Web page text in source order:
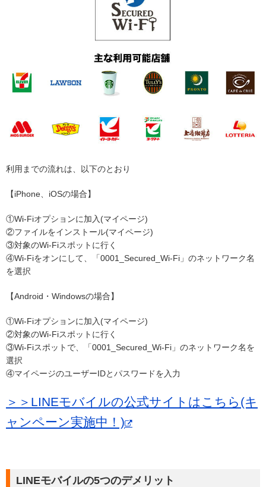
利用までの流れは、以下のとおり
【iPhone、iOSの場合】
①Wi-Fiオプションに加入(マイページ)
②ファイルをインストール(マイページ)
③対象のWi-Fiスポットに行く
④Wi-Fiをオンにして、「0001_Secured_Wi-Fi」のネットワーク名
を選択
【Android・Windowsの場合】
①Wi-Fiオプションに加入(マイページ)
②対象のWi-Fiスポットに行く
③Wi-Fiスポットで、「0001_Secured_Wi-Fi」のネットワーク名を
選択
④マイページのユーザーIDとパスワードを入力
＞＞LINEモバイルの公式サイトはこちら(キ
ャンペーン実施中！)
LINEモバイルの5つのデメリット